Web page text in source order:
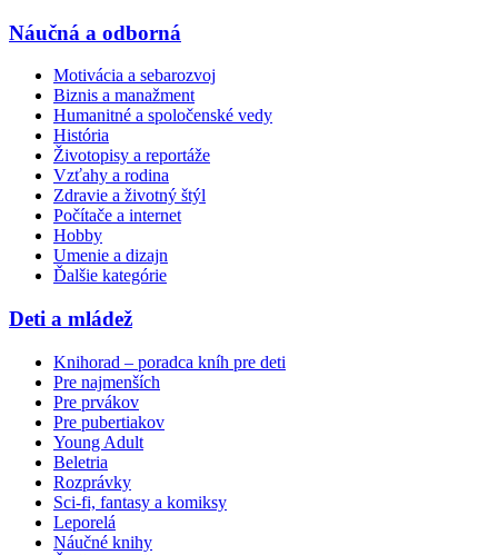
Náučná a odborná
Motivácia a sebarozvoj
Biznis a manažment
Humanitné a spoločenské vedy
História
Životopisy a reportáže
Vzťahy a rodina
Zdravie a životný štýl
Počítače a internet
Hobby
Umenie a dizajn
Ďalšie kategórie
Deti a mládež
Knihorad – poradca kníh pre deti
Pre najmenších
Pre prvákov
Pre pubertiakov
Young Adult
Beletria
Rozprávky
Sci-fi, fantasy a komiksy
Leporelá
Náučné knihy